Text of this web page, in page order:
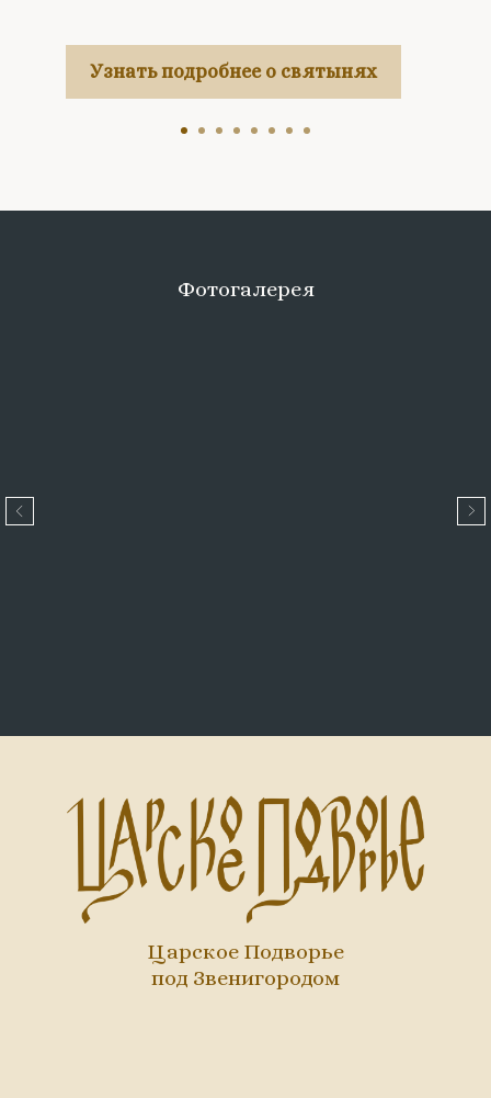
Узнать подробнее о святынях
Фотогалерея
Царское Подворье
под Звенигородом